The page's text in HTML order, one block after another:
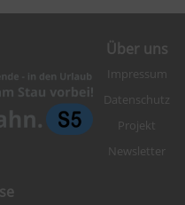
Über uns
Impressum
Datenschutz
Projekt
Newsletter